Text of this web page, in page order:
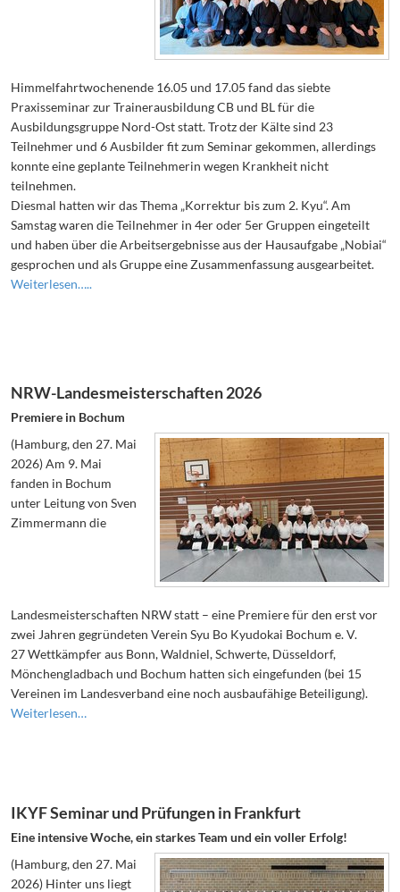
Himmelfahrtwochenende 16.05 und 17.05 fand das siebte
Praxisseminar zur Trainerausbildung CB und BL für die
Ausbildungsgruppe Nord-Ost statt. Trotz der Kälte sind 23
Teilnehmer und 6 Ausbilder fit zum Seminar gekommen, allerdings
konnte eine geplante Teilnehmerin wegen Krankheit nicht
teilnehmen.
Diesmal hatten wir das Thema „Korrektur bis zum 2. Kyu“. Am
Samstag waren die Teilnehmer in 4er oder 5er Gruppen eingeteilt
und haben über die Arbeitsergebnisse aus der Hausaufgabe „Nobiai“
gesprochen und als Gruppe eine Zusammenfassung ausgearbeitet.
Weiterlesen…..
NRW-Landesmeisterschaften 2026
Premiere in Bochum
(Hamburg, den 27. Mai
2026) Am 9. Mai
fanden in Bochum
unter Leitung von Sven
Zimmermann die
Landesmeisterschaften NRW statt – eine Premiere für den erst vor
zwei Jahren gegründeten Verein Syu Bo Kyudokai Bochum e. V.
27 Wettkämpfer aus Bonn, Waldniel, Schwerte, Düsseldorf,
Mönchengladbach und Bochum hatten sich eingefunden (bei 15
Vereinen im Landesverband eine noch ausbaufähige Beteiligung).
Weiterlesen…
IKYF Seminar und Prüfungen in Frankfurt
Eine intensive Woche, ein starkes Team und ein voller Erfolg!
(Hamburg, den 27. Mai
2026) Hinter uns liegt